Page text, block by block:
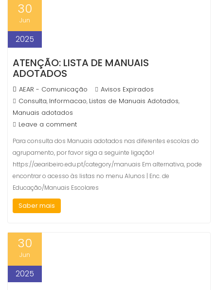
30
Jun
2025
ATENÇÃO: LISTA DE MANUAIS
ADOTADOS
AEAR - Comunicação
Avisos Expirados
Consulta, Informacao, Listas de Manuais Adotados,
Manuais adotados
Leave a comment
Para consulta dos Manuais adotados nas diferentes escolas do
agrupamento, por favor siga a seguinte ligação!
https://aearibeiro.edu.pt/category/manuais Em alternativa, pode
encontrar o acesso às listas no menu Alunos | Enc. de
Educação/Manuais Escolares
Saber mais
30
Jun
2025